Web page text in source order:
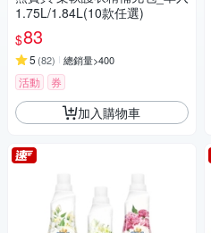
1.75L/1.84L(10款任選)
$83
5 (82) 總銷量>400
活動 券
加入購物車